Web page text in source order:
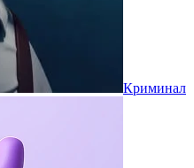
Криминал